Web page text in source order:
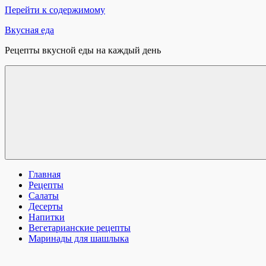
Перейти к содержимому
Вкусная еда
Рецепты вкусной еды на каждый день
Главная
Рецепты
Салаты
Десерты
Напитки
Вегетарианские рецепты
Маринады для шашлыка